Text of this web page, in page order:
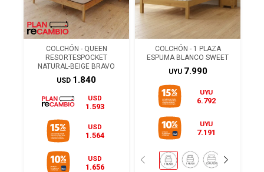
COLCHÓN - QUEEN
RESORTESPOCKET
NATURAL-BEIGE BRAVO
USD 1.840
USD
1.593
USD
1.564
USD
1.656
COLCHÓN - 1 PLAZA
ESPUMA BLANCO SWEET
UYU 7.990
UYU
6.792
UYU
7.191